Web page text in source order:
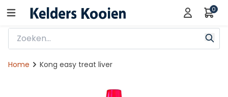
0
Home Kong easy treat liver